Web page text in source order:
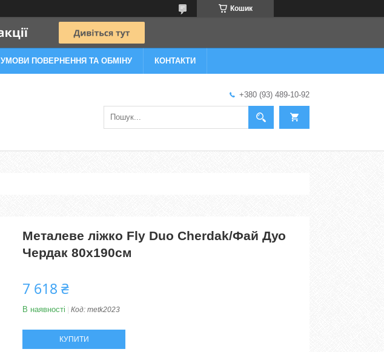
Кошик
УМОВИ ПОВЕРНЕННЯ ТА ОБМІНУ КОНТАКТИ
+380 (93) 489-10-92
Металеве ліжко Fly Duo Cherdak/Фай Дуо
Чердак 80х190см
7 618 ₴
В наявності Код: metk2023
КУПИТИ